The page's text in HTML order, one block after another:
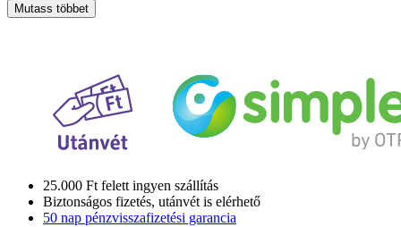
Mutass többet
25.000 Ft felett ingyen szállítás
Biztonságos fizetés, utánvét is elérhető
50 nap pénzvisszafizetési garancia